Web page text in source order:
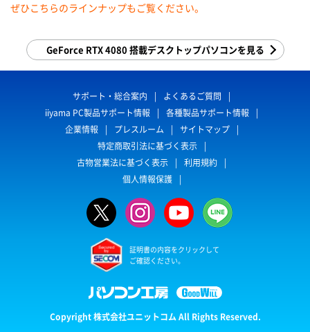
ぜひこちらのラインナップもご覧ください。
GeForce RTX 4080 搭載デスクトップパソコンを見る
サポート・総合案内
よくあるご質問
iiyama PC製品サポート情報
各種製品サポート情報
企業情報
プレスルーム
サイトマップ
特定商取引法に基づく表示
古物営業法に基づく表示
利用規約
個人情報保護
証明書の内容をクリックして
ご確認ください。
Copyright 株式会社ユニットコム All Rights Reserved.